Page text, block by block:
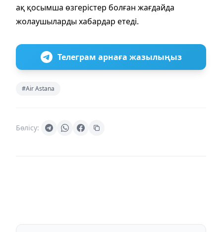
ақ қосымша өзгерістер болған жағдайда
жолаушыларды хабардар етеді.
Телеграм арнаға жазылыңыз
#Air Astana
Бөлісу: